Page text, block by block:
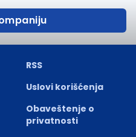
RSS
Uslovi korišćenja
Obaveštenje o
privatnosti